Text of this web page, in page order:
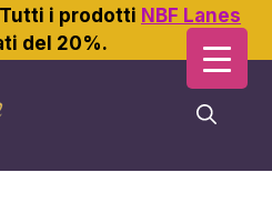
Tutti i prodotti NBF Lanes
del 20%.